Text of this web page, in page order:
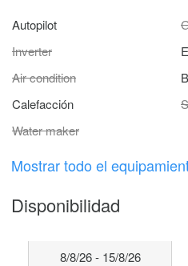
Autopilot
Inverter
Air condition
Calefacción
Water maker
Mostrar todo el
Disponibilidad
8/8/26 - 15/8/26